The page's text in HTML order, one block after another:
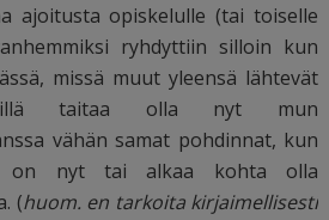
ajoitusta opiskelulle (tai toiselle
ryhdyttiin silloin kun
missä muut yleensä lähtevät
taitaa olla nyt mun
vähän samat pohdinnat, kun
on nyt tai alkaa kohta olla
(huom. en tarkoita kirjaimellisesti